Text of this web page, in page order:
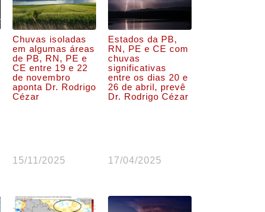
Chuvas isoladas
em algumas áreas
de PB, RN, PE e
CE entre 19 e 22
de novembro
aponta Dr. Rodrigo
Cézar
15/11/2025
Estados da PB,
RN, PE e CE com
chuvas
significativas
entre os dias 20 e
26 de abril, prevê
Dr. Rodrigo Cézar
17/04/2025